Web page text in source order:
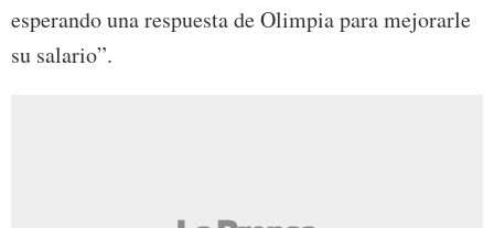
esperando una respuesta de Olimpia para mejorarle
su salario”.